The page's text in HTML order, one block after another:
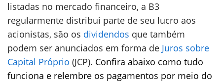
listadas no mercado financeiro, a B3
regularmente distribui parte de seu lucro aos
acionistas, são os dividendos que também
podem ser anunciados em forma de Juros sobre
Capital Próprio (JCP). Confira abaixo como tudo
funciona e relembre os pagamentos por meio do